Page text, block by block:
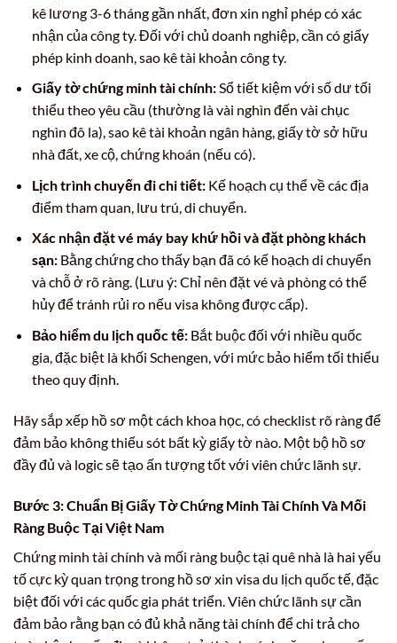
kê lương 3-6 tháng gần nhất, đơn xin nghỉ phép có xác
nhận của công ty. Đối với chủ doanh nghiệp, cần có giấy
phép kinh doanh, sao kê tài khoản công ty.
Giấy tờ chứng minh tài chính:Sổ tiết kiệm với số dư tối
thiểu theo yêu cầu (thường là vài nghìn đến vài chục
nghìn đô la), sao kê tài khoản ngân hàng, giấy tờ sở hữu
nhà đất, xe cộ, chứng khoán (nếu có).
Lịch trình chuyến đi chi tiết:Kế hoạch cụ thể về các địa
điểm tham quan, lưu trú, di chuyển.
Xác nhận đặt vé máy bay khứ hồi và đặt phòng khách
sạn:Bằng chứng cho thấy bạn đã có kế hoạch di chuyển
và chỗ ở rõ ràng. (Lưu ý: Chỉ nên đặt vé và phòng có thể
hủy để tránh rủi ro nếu visa không được cấp).
Bảo hiểm du lịch quốc tế:Bắt buộc đối với nhiều quốc
gia, đặc biệt là khối Schengen, với mức bảo hiểm tối thiểu
theo quy định.
Hãy sắp xếp hồ sơ một cách khoa học, có checklist rõ ràng để
đảm bảo không thiếu sót bất kỳ giấy tờ nào. Một bộ hồ sơ
đầy đủ và logic sẽ tạo ấn tượng tốt với viên chức lãnh sự.
Bước 3: Chuẩn Bị Giấy Tờ Chứng Minh Tài Chính Và Mối
Ràng Buộc Tại Việt Nam
Chứng minh tài chính và mối ràng buộc tại quê nhà là hai yếu
tố cực kỳ quan trọng trong hồ sơ xin visa du lịch quốc tế, đặc
biệt đối với các quốc gia phát triển. Viên chức lãnh sự cần
đảm bảo rằng bạn có đủ khả năng tài chính để chi trả cho